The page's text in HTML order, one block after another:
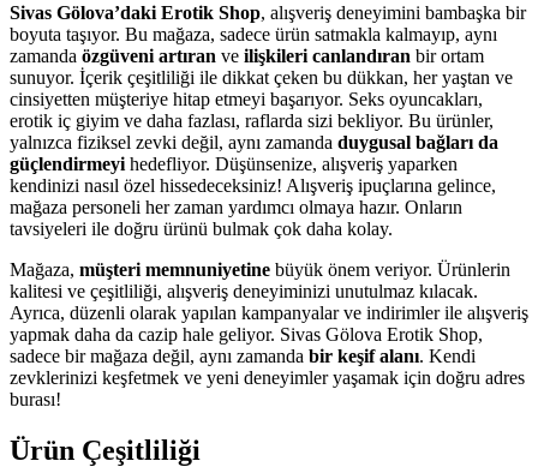
Sivas Gölova’daki Erotik Shop, alışveriş deneyimini bambaşka bir
boyuta taşıyor. Bu mağaza, sadece ürün satmakla kalmayıp, aynı
zamanda özgüveni artıran ve ilişkileri canlandıran bir ortam
sunuyor. İçerik çeşitliliği ile dikkat çeken bu dükkan, her yaştan ve
cinsiyetten müşteriye hitap etmeyi başarıyor. Seks oyuncakları,
erotik iç giyim ve daha fazlası, raflarda sizi bekliyor. Bu ürünler,
yalnızca fiziksel zevki değil, aynı zamanda duygusal bağları da
güçlendirmeyi hedefliyor. Düşünsenize, alışveriş yaparken
kendinizi nasıl özel hissedeceksiniz! Alışveriş ipuçlarına gelince,
mağaza personeli her zaman yardımcı olmaya hazır. Onların
tavsiyeleri ile doğru ürünü bulmak çok daha kolay.
Mağaza, müşteri memnuniyetine büyük önem veriyor. Ürünlerin
kalitesi ve çeşitliliği, alışveriş deneyiminizi unutulmaz kılacak.
Ayrıca, düzenli olarak yapılan kampanyalar ve indirimler ile alışveriş
yapmak daha da cazip hale geliyor. Sivas Gölova Erotik Shop,
sadece bir mağaza değil, aynı zamanda bir keşif alanı. Kendi
zevklerinizi keşfetmek ve yeni deneyimler yaşamak için doğru adres
burası!
Ürün Çeşitliliği